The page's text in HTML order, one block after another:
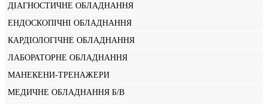
ДІАГНОСТИЧНЕ ОБЛАДНАННЯ
ЕНДОСКОПІЧНІ ОБЛАДНАННЯ
КАРДІОЛОГІЧНЕ ОБЛАДНАННЯ
ЛАБОРАТОРНЕ ОБЛАДНАННЯ
МАНЕКЕНИ-ТРЕНАЖЕРИ
МЕДИЧНЕ ОБЛАДНАННЯ Б/В